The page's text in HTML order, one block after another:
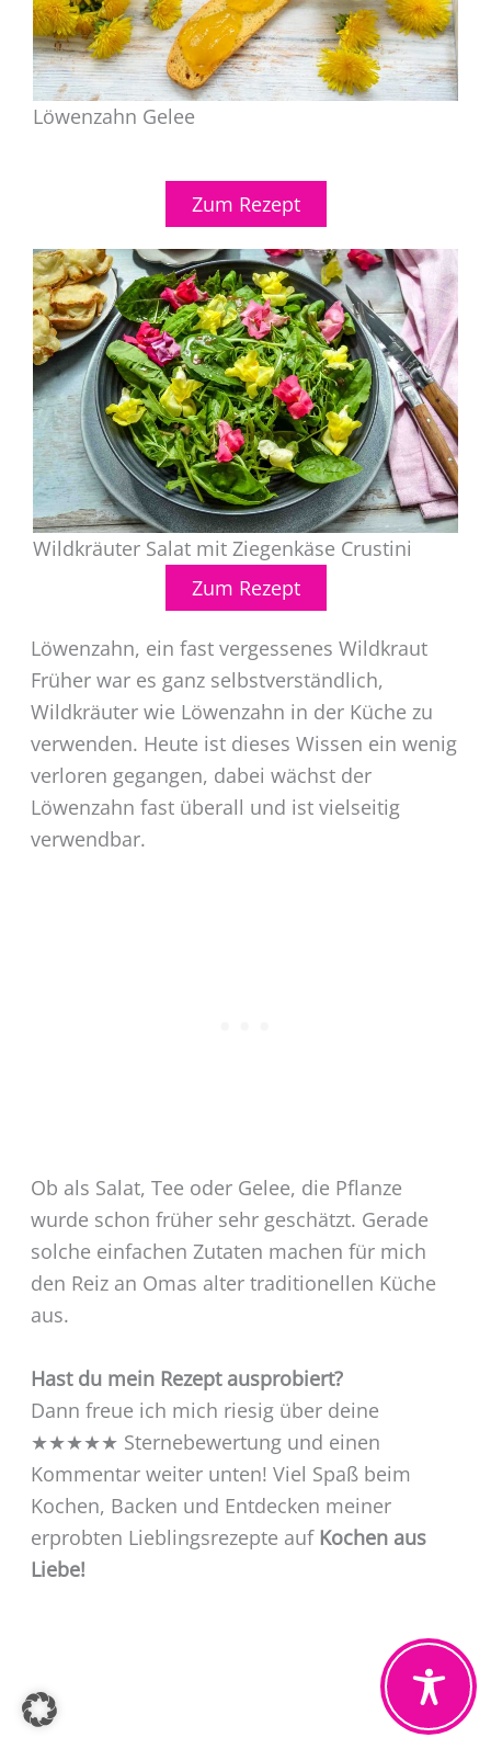
Löwenzahn Gelee
Zum Rezept
Wildkräuter Salat mit Ziegenkäse Crustini
Zum Rezept
Löwenzahn, ein fast vergessenes Wildkraut
Früher war es ganz selbstverständlich,
Wildkräuter wie Löwenzahn in der Küche zu
verwenden. Heute ist dieses Wissen ein wenig
verloren gegangen, dabei wächst der
Löwenzahn fast überall und ist vielseitig
verwendbar.
Ob als Salat, Tee oder Gelee, die Pflanze
wurde schon früher sehr geschätzt. Gerade
solche einfachen Zutaten machen für mich
den Reiz an Omas alter traditionellen Küche
aus.
Hast du mein Rezept ausprobiert?
Dann freue ich mich riesig über deine
★★★★★ Sternebewertung und einen
Kommentar weiter unten! Viel Spaß beim
Kochen, Backen und Entdecken meiner
erprobten Lieblingsrezepte auf Kochen aus
Liebe!